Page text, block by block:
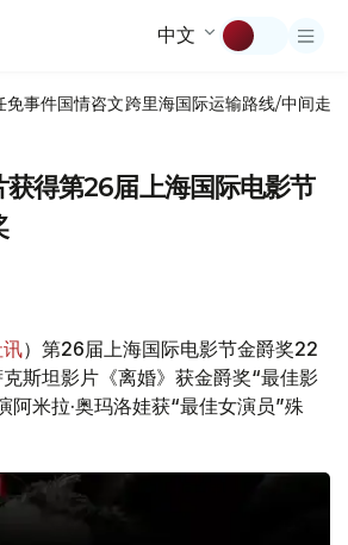
中文
免事件国情咨文跨里海国际运输路线/中间走廊
获得第26届上海国际电影节
）第26届上海国际电影节金爵奖22
斯坦影片《离婚》获金爵奖“最佳影
阿米拉·奥玛洛娃获“最佳女演员”殊